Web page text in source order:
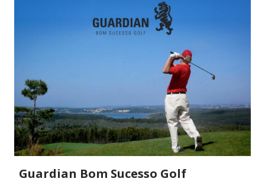
Guardian Bom Sucesso Golf